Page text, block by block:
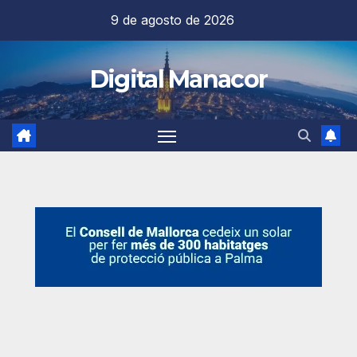
contenido
9 de agosto de 2026
Digital Manacor